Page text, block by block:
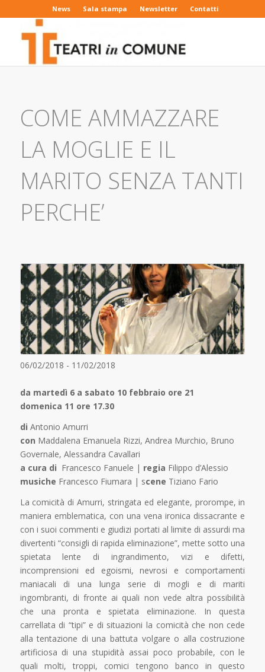
News Sala stampa Newsletter Contatti
COME AMMAZZARE
LA MOGLIE E IL
MARITO SENZA TANTI
PERCHE’
06/02/2018 - 11/02/2018
da martedì 6 a sabato 10 febbraio ore 21
domenica 11 ore 17.30
di Antonio Amurri
con Maddalena Emanuela Rizzi, Andrea Murchio, Bruno
Governale, Alessandra Cavallari
a cura di Francesco Fanuele | regia Filippo d’Alessio
musiche Francesco Fiumara | scene Tiziano Fario
La comicità di Amurri, stringata ed elegante, prorompe, in
maniera emblematica, con una vena ironica dissacrante e
con i suoi commenti e giudizi portati al limite di assurdi ma
divertenti “consigli di rapida eliminazione”, mette sotto una
spietata lente di ingrandimento, vizi e difetti,
incomprensioni ed egoismi, nevrosi e comportamenti
maniacali di una lunga serie di mogli e di mariti
ingombranti, di fronte ai quali non vede altra possibilità
che una pronta e spietata eliminazione. In questa
carrellata di “tipi” e di situazioni la comicità che non cede
alla tentazione di una battuta volgare o alla costruzione
artificiosa di una stupidità assai poco probabile, con le
quali molti, troppi, comici tengono banco in questo